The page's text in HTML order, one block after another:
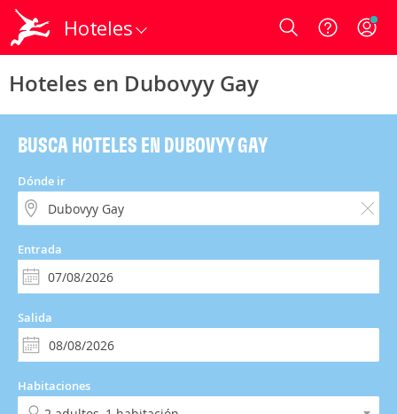
Hoteles Login
Hoteles en Dubovyy Gay
BUSCA HOTELES EN DUBOVYY GAY
Dónde ir
Entrada
Salida
Habitaciones